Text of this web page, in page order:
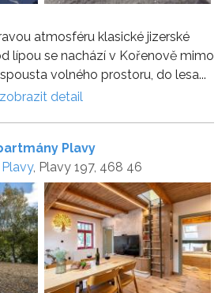
atmosféru klasické jizerské
lípou se nachází v Kořenově mimo
volného prostoru, do lesa...
zobrazit detail
Plavy
Plavy, Plavy 197, 468 46